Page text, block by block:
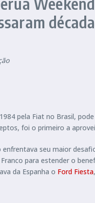
pela Fiat no Brasil,
foi o primeiro a
seu maior
para estender o
da Espanha o Ford Fiesta